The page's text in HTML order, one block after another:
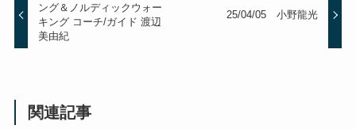
ング＆ノルディックウォー
キング コーチ/ガイド 渡辺
美由紀
25/04/05 小野龍光
関連記事